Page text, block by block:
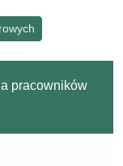
pracowników